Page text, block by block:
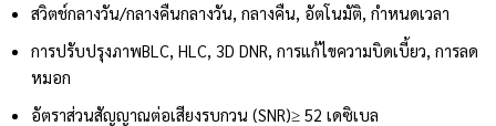
สวิตช์กลางวัน/กลางคืนกลางวัน, กลางคืน, อัตโนมัติ, กำหนดเวลา
การปรับปรุงภาพBLC, HLC, 3D DNR, การแก้ไขความบิดเบี้ยว, การลด
หมอก
อัตราส่วนสัญญาณต่อเสียงรบกวน (SNR)≥ 52 เดซิเบล